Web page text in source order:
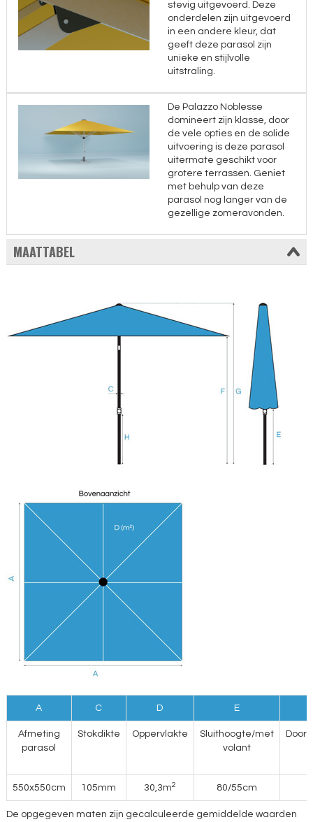
stevig uitgevoerd. Deze
onderdelen zijn uitgevoerd
in een andere kleur, dat
geeft deze parasol zijn
unieke en stijlvolle
uitstraling.
De Palazzo Noblesse
domineert zijn klasse, door
de vele opties en de solide
uitvoering is deze parasol
uitermate geschikt voor
grotere terrassen. Geniet
met behulp van deze
parasol nog langer van de
gezellige zomeravonden.
MAATTABEL
A C D E
Afmeting
parasol
Stokdikte Oppervlakte
Sluithoogte/met
volant
550x550cm 105mm 30,3m2 80/55cm
De opgegeven maten zijn gecalculeerde gemiddelde waarden